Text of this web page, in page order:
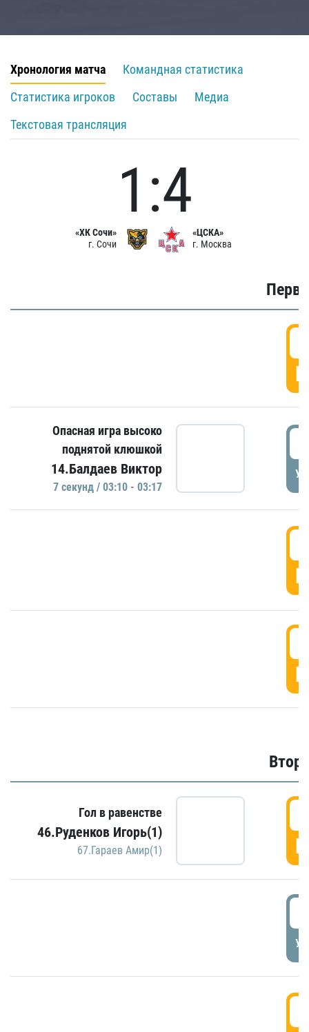
Хронология матча
Командная статистика
Статистика игроков
Составы
Медиа
Текстовая трансляция
«ХК Сочи»
г. Сочи
1:4
«ЦСКА»
г. Москва
Опасная игра высоко
поднятой клюшкой
14.Балдаев Виктор
7 секунд / 03:10 - 03:17
Гол в равенстве
46.Руденков Игорь(1)
67.Гараев Амир(1)